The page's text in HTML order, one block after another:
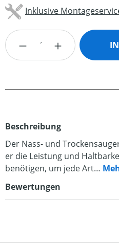
Inklusive
Produkt Anzahl: Gib
Beschreibung
Der Nass- und
er die Leistung und
benötigen, um jede Art…
Bewertungen